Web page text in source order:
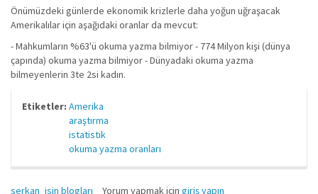
Önümüzdeki günlerde ekonomik krizlerle daha yoğun uğraşacak
Amerikalılar için aşağıdaki oranlar da mevcut:
- Mahkumların %63'ü okuma yazma bilmiyor - 774 Milyon kişi (dünya
çapında) okuma yazma bilmiyor - Dünyadaki okuma yazma
bilmeyenlerin 3te 2si kadın.
Etiketler: Amerika
araştırma
istatistik
okuma yazma oranları
serkan_isin blogları Yorum yapmak için giriş yapın